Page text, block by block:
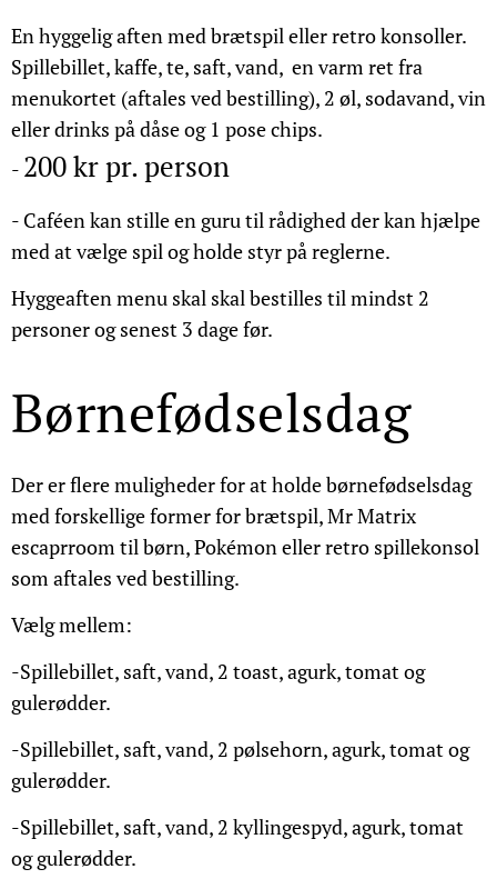
En hyggelig aften med brætspil eller retro konsoller.
Spillebillet, kaffe, te, saft, vand, en varm ret fra
menukortet (aftales ved bestilling), 2 øl, sodavand, vin
eller drinks på dåse og 1 pose chips.
- 200 kr pr. person
- Caféen kan stille en guru til rådighed der kan hjælpe
med at vælge spil og holde styr på reglerne.
Hyggeaften menu skal skal bestilles til mindst 2
personer og senest 3 dage før.
Børnefødselsdag
Der er flere muligheder for at holde børnefødselsdag
med forskellige former for brætspil, Mr Matrix
escaprroom til børn, Pokémon eller retro spillekonsol
som aftales ved bestilling.
Vælg mellem:
-Spillebillet, saft, vand, 2 toast, agurk, tomat og
gulerødder.
-Spillebillet, saft, vand, 2 pølsehorn, agurk, tomat og
gulerødder.
-Spillebillet, saft, vand, 2 kyllingespyd, agurk, tomat
og gulerødder.